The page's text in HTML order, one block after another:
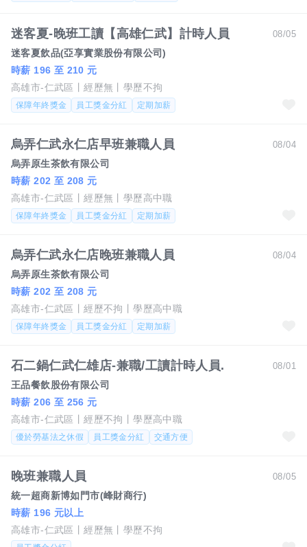
08/05
迷客夏-晚班工讀【高雄仁武】計時人員
迷客夏飲品(亞享實業股份有限公司)
時薪 196 至 210 元
高雄市-仁武區
經歷無 學歷不拘
保障年終獎金 員工獎金分紅 定期加薪
08/04
烏弄仁武永仁店早班兼職人員
烏弄原生茶飲有限公司
時薪 202 至 208 元
高雄市-仁武區
經歷無 學歷高中職
保障年終獎金 員工獎金分紅 定期加薪
08/04
烏弄仁武永仁店晚班兼職人員
烏弄原生茶飲有限公司
時薪 202 至 208 元
高雄市-仁武區
經歷不拘 學歷高中職
保障年終獎金 員工獎金分紅 定期加薪
08/01
石二鍋仁武仁雄店-兼職/工讀計時人員.
王品餐飲股份有限公司
時薪 206 至 256 元
高雄市-仁武區
經歷不拘 學歷高中職
優於勞基法之休假 員工獎金分紅 交通方便
08/05
晚班兼職人員
統一超商新博如門市(峰財商行)
時薪 196 元以上
高雄市-仁武區
經歷無 學歷不拘